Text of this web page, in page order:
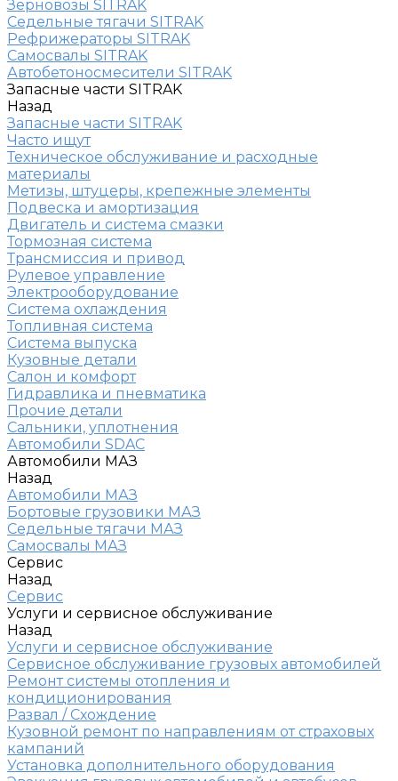
Зерновозы SITRAK
Седельные тягачи SITRAK
Рефрижераторы SITRAK
Самосвалы SITRAK
Автобетоносмесители SITRAK
Запасные части SITRAK
Назад
Запасные части SITRAK
Часто ищут
Техническое обслуживание и расходные
материалы
Метизы, штуцеры, крепежные элементы
Подвеска и амортизация
Двигатель и система смазки
Тормозная система
Трансмиссия и привод
Рулевое управление
Электрооборудование
Система охлаждения
Топливная система
Система выпуска
Кузовные детали
Салон и комфорт
Гидравлика и пневматика
Прочие детали
Сальники, уплотнения
Автомобили SDAC
Автомобили МАЗ
Назад
Автомобили МАЗ
Бортовые грузовики МАЗ
Седельные тягачи МАЗ
Самосвалы МАЗ
Сервис
Назад
Сервис
Услуги и сервисное обслуживание
Назад
Услуги и сервисное обслуживание
Сервисное обслуживание грузовых автомобилей
Ремонт системы отопления и
кондиционирования
Развал / Схождение
Кузовной ремонт по направлениям от страховых
кампаний
Установка дополнительного оборудования